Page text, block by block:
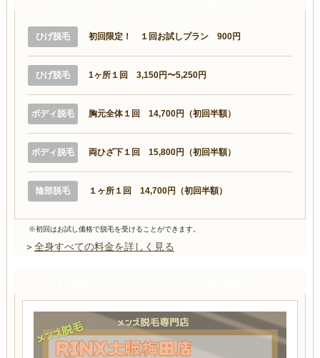
ひげ脱毛 初回限定！ １回お試しプラン 900円
ひげ脱毛 1ヶ所１回 3,150円〜5,250円
ボディ脱毛 胸元全体１回 14,700円（初回半額）
ボディ脱毛 両ひざ下１回 15,800円（初回半額）
陰部脱毛 １ヶ所１回 14,700円（初回半額）
※初回はお試し価格で脱毛を受けることができます。
＞全身すべての料金を詳しく見る